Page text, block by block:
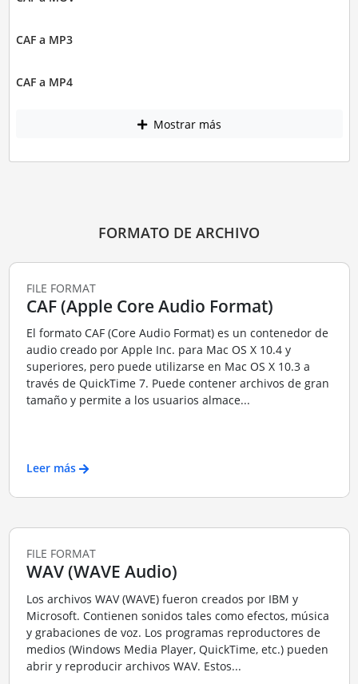
CAF a MP3
CAF a MP4
Mostrar más
FORMATO DE ARCHIVO
FILE FORMAT
CAF (Apple Core Audio Format)
El formato CAF (Core Audio Format) es un contenedor de
audio creado por Apple Inc. para Mac OS X 10.4 y
superiores, pero puede utilizarse en Mac OS X 10.3 a
través de QuickTime 7. Puede contener archivos de gran
tamaño y permite a los usuarios almace...
Leer más
FILE FORMAT
WAV (WAVE Audio)
Los archivos WAV (WAVE) fueron creados por IBM y
Microsoft. Contienen sonidos tales como efectos, música
y grabaciones de voz. Los programas reproductores de
medios (Windows Media Player, QuickTime, etc.) pueden
abrir y reproducir archivos WAV. Estos...